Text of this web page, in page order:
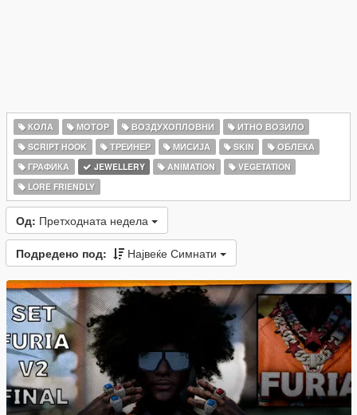
КОЛА МОТОР ВОЗДУХОПЛОВНИ
ИТНО ВОЗИЛО
SCRIPT HOOK
ТРЕИНЕР МИСИЈА SKIN
ОБЛЕКА
ГРАФИКА
JEWELLERY ANIMATION
VEGETATION
LORE FRIENDLY
Од: Претходната недела
Подредено под: Највеќе Симнати